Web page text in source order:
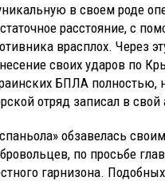
в своем роде
расстояние, с
врасплох. Через
своих ударов по
БПЛА полностью,
отряд записал в
обзавелась
по просьбе
гарнизона.